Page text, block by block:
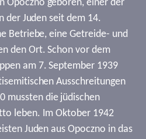
Opoczno geboren, einer der
der Juden seit dem 14.
Betriebe, eine Getreide- und
den Ort. Schon vor dem
am 7. September 1939
Ausschreitungen
mussten die jüdischen
leben. Im Oktober 1942
Juden aus Opoczno in das